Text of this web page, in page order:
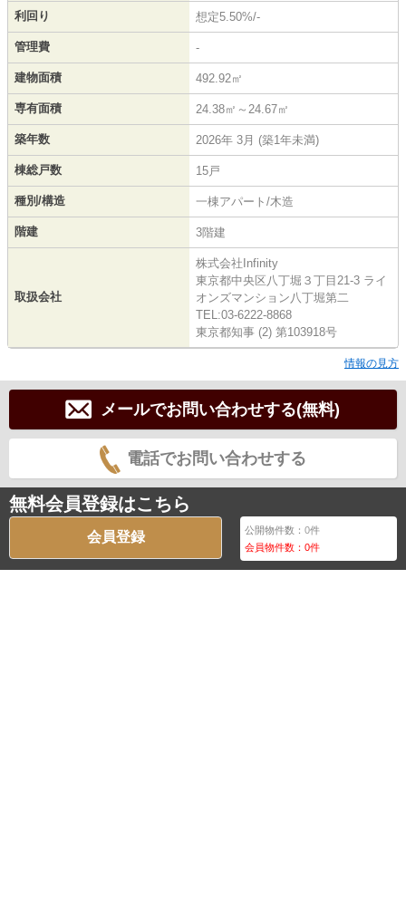
利回り 想定5.50%/-
管理費 -
建物面積 492.92㎡
専有面積 24.38㎡～24.67㎡
築年数 2026年 3月 (築1年未満)
棟総戸数 15戸
種別/構造 一棟アパート/木造
階建 3階建
取扱会社
株式会社Infinity
東京都中央区八丁堀３丁目21-3 ライ
オンズマンション八丁堀第二
TEL:03-6222-8868
東京都知事 (2) 第103918号
情報の見方
メールでお問い合わせする(無料)
電話でお問い合わせする
無料会員登録はこちら
会員登録 公開物件数：0件
会員物件数：0件